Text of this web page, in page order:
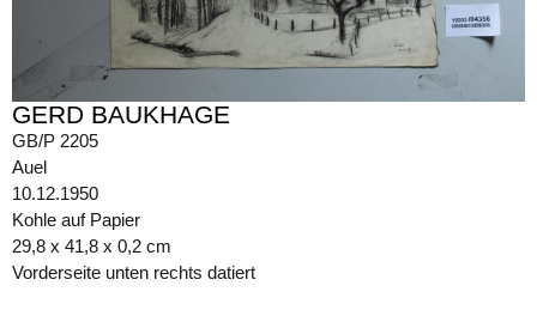
GERD BAUKHAGE
GB/P 2205
Auel
10.12.1950
Kohle auf Papier
29,8 x 41,8 x 0,2 cm
Vorderseite unten rechts datiert